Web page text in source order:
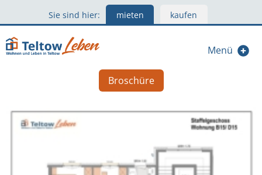
Sie sind hier: mieten kaufen
Menü
Broschüre